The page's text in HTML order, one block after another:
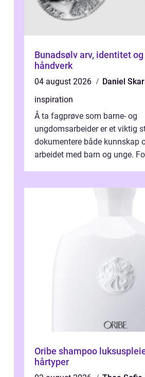
Bunadsølv arv, identitet og levende
håndverk
04 august 2026
Daniel
inspiration
Å ta fagprøve som barne- og
ungdomsarbeider er et viktig
dokumentere både kunnskap
arbeidet med barn og unge.
Oribe shampoo luksuspleie for alle
hårtyper